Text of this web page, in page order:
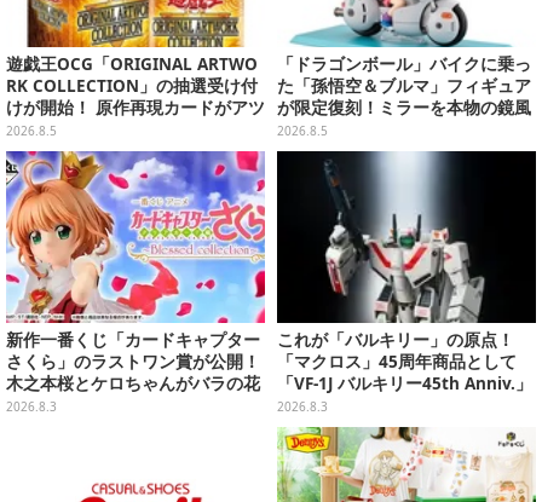
遊戯王OCG「ORIGINAL ARTWO
RK COLLECTION」の抽選受け付
けが開始！ 原作再現カードがアツ
いスペシャルパック
2026.8.5
「ドラゴンボール」バイクに乗っ
た「孫悟空＆ブルマ」フィギュア
が限定復刻！ミラーを本物の鏡風
や、ブルマの目元が映りこむ描写
にできるステッカーを収録
2026.8.5
新作一番くじ「カードキャプター
さくら」のラストワン賞が公開！
木之本桜とケロちゃんがバラの花
びらに包まれている姿で立体化
2026.8.3
これが「バルキリー」の原点！
「マクロス」45周年商品として
「VF-1J バルキリー45th Anniv.」
が予約開始
2026.8.3